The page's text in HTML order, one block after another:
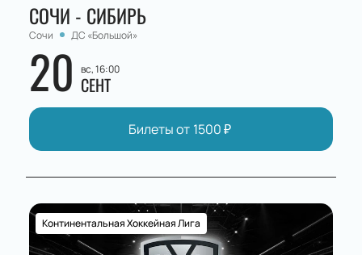
СОЧИ - СИБИРЬ
Сочи ДС «Большой»
20 вс, 16:00
СЕНТ
Билеты от 1500₽
Континентальная Хоккейная Лига